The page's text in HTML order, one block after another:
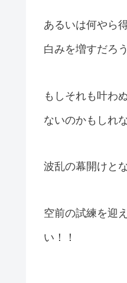
あるいは何やら
白みを増すだろう
もしそれも叶わ
ないのかもしれな
波乱の幕開けと
空前の試練を迎
い！！